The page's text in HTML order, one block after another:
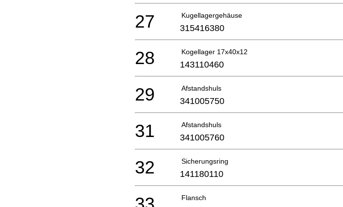
Kugellagergehäuse
27 315416380
Kogellager 17x40x12
28 143110460
Afstandshuls
29 341005750
Afstandshuls
31 341005760
Sicherungsring
32 141180110
Flansch